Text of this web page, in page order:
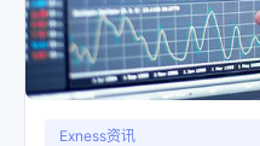
Exness资讯